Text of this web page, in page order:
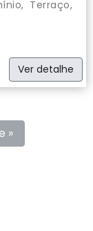
Terraço,
Ver detalhe
»